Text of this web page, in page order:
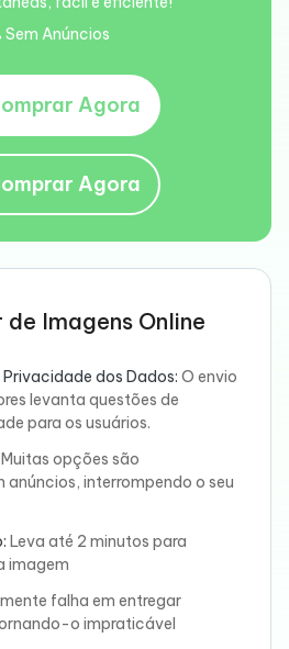
Anúncios
Agora
Agora
Imagens Online
dos Dados: O envio
levanta questões de
para os usuários.
Muitas opções são
interrompendo o seu
Leva até 2 minutos para
imagem
falha em entregar
o impraticável